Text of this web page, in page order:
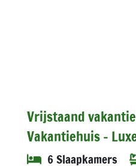
Vrijstaand
Vakantiehuis -
6 Slaapkamers